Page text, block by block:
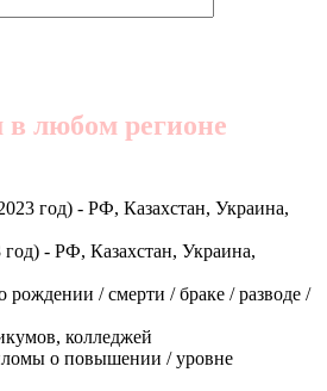
любом регионе
год) - РФ, Казахстан, Украина,
год) - РФ, Казахстан, Украина,
/ смерти / браке / разводе /
колледжей
о повышении / уровне